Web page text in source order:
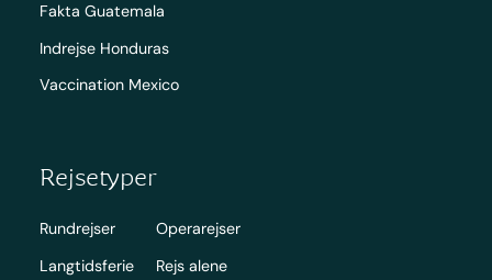
Fakta Guatemala
Indrejse Honduras
Vaccination Mexico
Rejsetyper
Rundrejser
Langtidsferie
Operarejser
Rejs alene